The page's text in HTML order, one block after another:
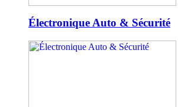
Électronique Auto & Sécurité